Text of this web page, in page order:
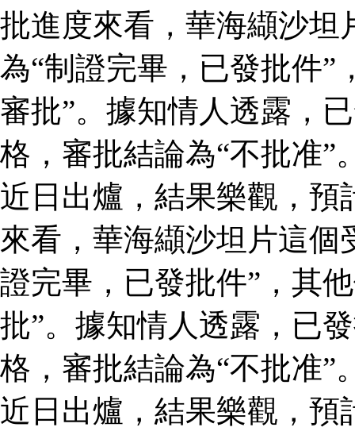
批進度來看，華海纈沙坦
為“制證完畢，已發批件”
審批”。據知情人透露，
格，審批結論為“不批准”
近日出爐，結果樂觀，預
來看，華海纈沙坦片這個
證完畢，已發批件”，其
批”。據知情人透露，已
格，審批結論為“不批准”
近日出爐，結果樂觀，